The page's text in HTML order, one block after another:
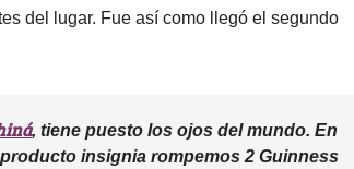
del lugar. Fue así como llegó el segundo
, tiene puesto los ojos del mundo. En
insignia rompemos 2 Guinness